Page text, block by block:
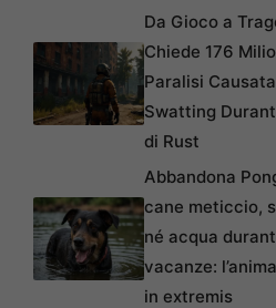
Da Gioco a
Chiede 176
Paralisi
Swatting
di Rust
Abbandona
cane meticcio,
né acqua
vacanze:
in extremis